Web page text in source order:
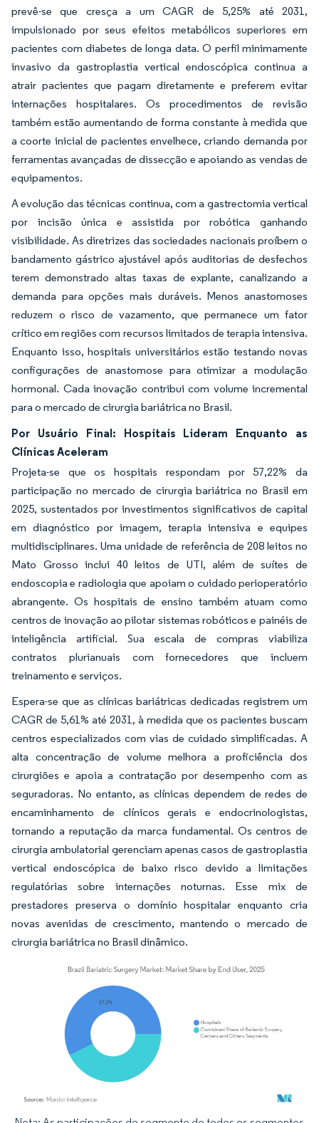
prevê-se que cresça a um CAGR de 5,25% até 2031,
impulsionado por seus efeitos metabólicos superiores em
pacientes com diabetes de longa data. O perfil minimamente
invasivo da gastroplastia vertical endoscópica continua a
atrair pacientes que pagam diretamente e preferem evitar
internações hospitalares. Os procedimentos de revisão
também estão aumentando de forma constante à medida que
a coorte inicial de pacientes envelhece, criando demanda por
ferramentas avançadas de dissecção e apoiando as vendas de
equipamentos.
A evolução das técnicas continua, com a gastrectomia vertical
por incisão única e assistida por robótica ganhando
visibilidade. As diretrizes das sociedades nacionais proíbem o
bandamento gástrico ajustável após auditorias de desfechos
terem demonstrado altas taxas de explante, canalizando a
demanda para opções mais duráveis. Menos anastomoses
reduzem o risco de vazamento, que permanece um fator
crítico em regiões com recursos limitados de terapia intensiva.
Enquanto isso, hospitais universitários estão testando novas
configurações de anastomose para otimizar a modulação
hormonal. Cada inovação contribui com volume incremental
para o mercado de cirurgia bariátrica no Brasil.
Por Usuário Final: Hospitais Lideram Enquanto as
Clínicas Aceleram
Projeta-se que os hospitais respondam por 57,22% da
participação no mercado de cirurgia bariátrica no Brasil em
2025, sustentados por investimentos significativos de capital
em diagnóstico por imagem, terapia intensiva e equipes
multidisciplinares. Uma unidade de referência de 208 leitos no
Mato Grosso inclui 40 leitos de UTI, além de suítes de
endoscopia e radiologia que apoiam o cuidado perioperatório
abrangente. Os hospitais de ensino também atuam como
centros de inovação ao pilotar sistemas robóticos e painéis de
inteligência artificial. Sua escala de compras viabiliza
contratos plurianuais com fornecedores que incluem
treinamento e serviços.
Espera-se que as clínicas bariátricas dedicadas registrem um
CAGR de 5,61% até 2031, à medida que os pacientes buscam
centros especializados com vias de cuidado simplificadas. A
alta concentração de volume melhora a proficiência dos
cirurgiões e apoia a contratação por desempenho com as
seguradoras. No entanto, as clínicas dependem de redes de
encaminhamento de clínicos gerais e endocrinologistas,
tornando a reputação da marca fundamental. Os centros de
cirurgia ambulatorial gerenciam apenas casos de gastroplastia
vertical endoscópica de baixo risco devido a limitações
regulatórias sobre internações noturnas. Esse mix de
prestadores preserva o domínio hospitalar enquanto cria
novas avenidas de crescimento, mantendo o mercado de
cirurgia bariátrica no Brasil dinâmico.